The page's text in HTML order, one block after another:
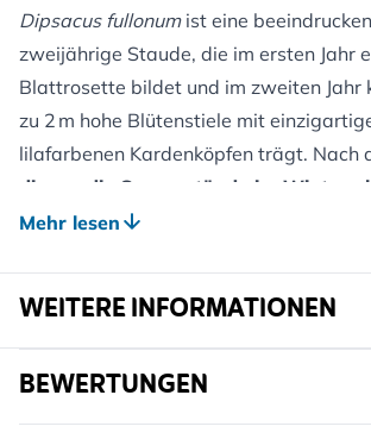
Dipsacus fullonumist eine
zweijährige Staude, die im ersten Jahr
Blattrosette bildet und im zweiten Jahr
zu 2 m hohe Blütenstiele mit
lilafarbenen Kardenköpfen trägt. Nach
dienen die Samenstände im Winter
vor allem für Stieglitze
Wildblumenwiesen.
Vorteile für Gartentiere:
Bietet reichlich Nektar im Sommer und
Samen im Winter – doppelt nützlich für
Mehr lesen
WEITERE INFORMATIONEN
Artikelnr.
Marke Kwekerij
BEWERTUNGEN